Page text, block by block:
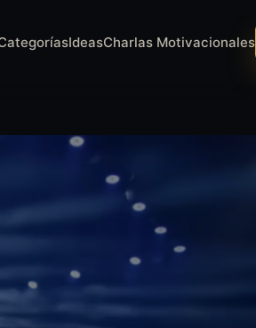
IdeasCharlas Motivacionales